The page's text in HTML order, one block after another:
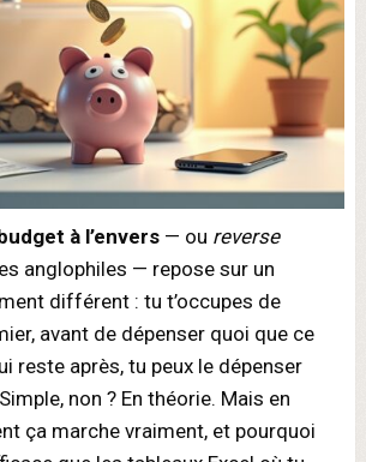
à l’envers— ou reverse
anglophiles — repose sur un
différent : tu t’occupes de
avant de dépenser quoi que ce
reste après, tu peux le dépenser
non ? En théorie. Mais en
ça marche vraiment, et pourquoi